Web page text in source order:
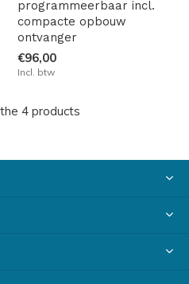
programmeerbaar incl.
compacte opbouw
ontvanger
€96,00
Incl. btw
4 products